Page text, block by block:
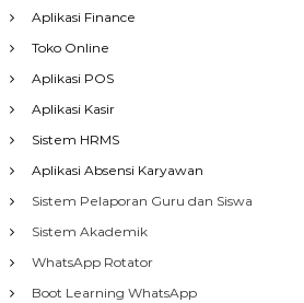
Aplikasi Finance
Toko Online
Aplikasi POS
Aplikasi Kasir
Sistem HRMS
Aplikasi Absensi Karyawan
Sistem Pelaporan Guru dan Siswa
Sistem Akademik
WhatsApp Rotator
Boot Learning WhatsApp